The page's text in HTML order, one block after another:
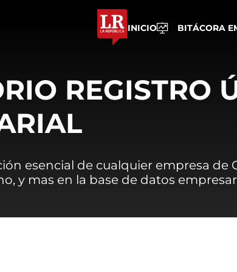
INICIO BITÁCORA
REGISTRO
esencial de cualquier empresa de
y mas en la base de datos